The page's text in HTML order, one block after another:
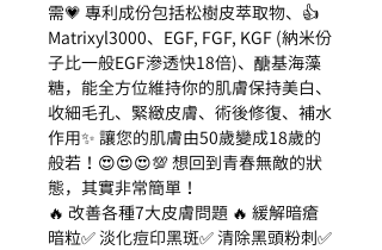
需💗 專利成份包括松樹皮萃取物、👍
Matrixyl3000、EGF, FGF, KGF (納米份
子比一般EGF滲透快18倍)、醣基海藻
糖，能全方位維持你的肌膚保持美白、
收細毛孔、緊緻皮膚、術後修復、補水
作用✨ 讓您的肌膚由50歲變成18歲的
般若！😍😍😍💯 想回到青春無敵的狀
態，其實非常簡單！
🔥 改善各種7大皮膚問題 🔥 緩解暗瘡
暗粒✅ 淡化痘印黑斑✅ 清除黑頭粉刺✅